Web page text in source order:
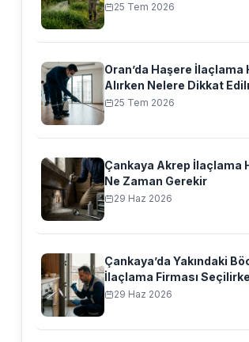
25 Tem 2026
Oran’da Haşere İlaçlama
Alırken Nelere Dikkat
25 Tem 2026
Çankaya Akrep İlaçlama
Ne Zaman Gerekir
29 Haz 2026
Çankaya’da Yakındaki
İlaçlama Firması
Nelere Bakılmalı
29 Haz 2026